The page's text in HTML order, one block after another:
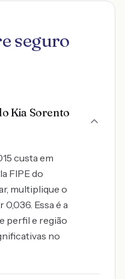
seguro
Kia Sorento
custa em
FIPE do
multiplique o
Essa é a
perfil e região
no